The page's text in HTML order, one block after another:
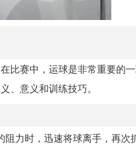
比赛中，运球是非常重要的
、意义和训练技巧。
阻力时，迅速将球离手，再